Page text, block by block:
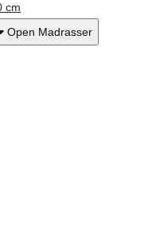
cm
Open Madrasser